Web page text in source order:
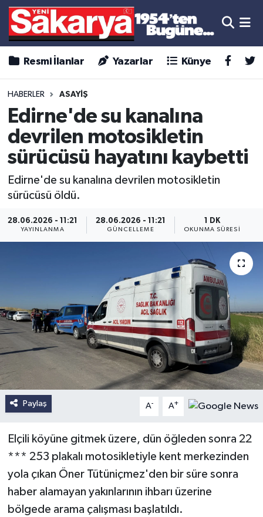
Resmi İlanlar Yazarlar Künye
HABERLER ASAYİŞ
Edirne'de su kanalına
devrilen motosikletin
sürücüsü hayatını kaybetti
Edirne'de su kanalına devrilen motosikletin
sürücüsü öldü.
28.06.2026 - 11:21
YAYINLANMA
28.06.2026 - 11:21
GÜNCELLEME
1 DK
OKUNMA SÜRESI
Paylaş A- A+
Elçili köyüne gitmek üzere, dün öğleden sonra 22
*** 253 plakalı motosikletiyle kent merkezinden
yola çıkan Öner Tütüniçmez'den bir süre sonra
haber alamayan yakınlarının ihbarı üzerine
bölgede arama çalışması başlatıldı.